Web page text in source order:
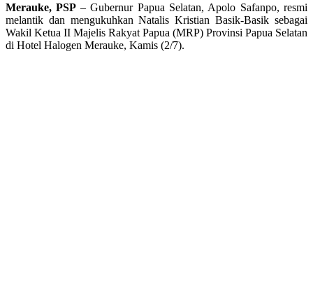
Merauke, PSP – Gubernur Papua Selatan, Apolo Safanpo, resmi
melantik dan mengukuhkan Natalis Kristian Basik-Basik sebagai
Wakil Ketua II Majelis Rakyat Papua (MRP) Provinsi Papua Selatan
di Hotel Halogen Merauke, Kamis (2/7).